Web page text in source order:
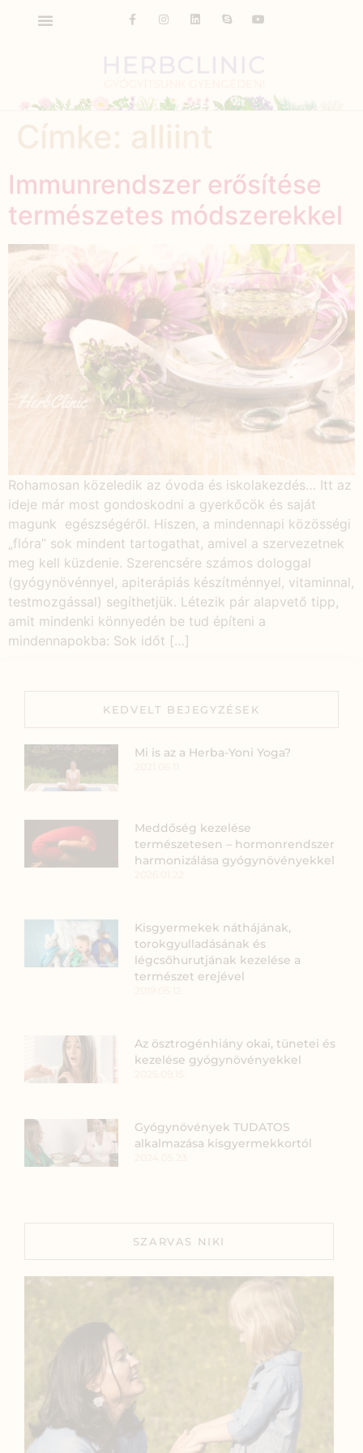
Immunrendszer erősítése
természetes módszerekkel
Rohamosan közeledik az óvoda és iskolakezdés… Itt az
ideje már most gondoskodni a gyerkőcök és saját
magunk egészségéről. Hiszen, a mindennapi közösségi
„flóra” sok mindent tartogathat, amivel a szervezetnek
meg kell küzdenie. Szerencsére számos dologgal
(gyógynövénnyel, apiterápiás készítménnyel, vitaminnal,
testmozgással) segíthetjük. Létezik pár alapvető tipp,
amit mindenki könnyedén be tud építeni a
mindennapokba: Sok időt […]
KEDVELT BEJEGYZÉSEK
Mi is az a Herba-Yoni Yoga?
Meddőség kezelése
természetesen – hormonrendszer
harmonizálása gyógynövényekkel
Kisgyermekek náthájának,
torokgyulladásának és
légcsőhurutjának kezelése a
természet erejével
Az ösztrogénhiány okai, tünetei és
kezelése gyógynövényekkel
Gyógynövények TUDATOS
alkalmazása kisgyermekkortól
SZARVAS NIKI